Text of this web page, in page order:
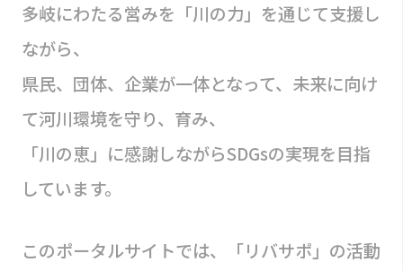
多岐にわたる営みを「川の力」を通じて支援し
ながら、
県民、団体、企業が一体となって、未来に向け
て河川環境を守り、育み、
「川の恵」に感謝しながらSDGsの実現を目指
しています。
このポータルサイトでは、「リバサポ」の活動